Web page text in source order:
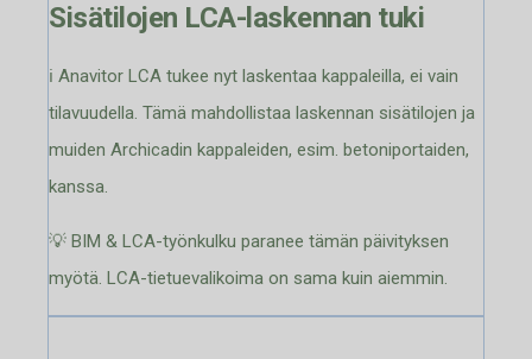
Sisätilojen LCA-laskennan tuki
ℹ️ Anavitor LCA tukee nyt laskentaa kappaleilla, ei vain
tilavuudella. Tämä mahdollistaa laskennan sisätilojen ja
muiden Archicadin kappaleiden, esim. betoniportaiden,
kanssa.
💡 BIM & LCA-työnkulku paranee tämän päivityksen
myötä. LCA-tietuevalikoima on sama kuin aiemmin.